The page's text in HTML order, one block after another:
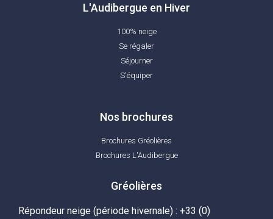
L'Audibergue en Hiver
100% neige
Se régaler
Séjourner
S'équiper
Nos brochures
Brochures Gréolières
Brochures L'Audibergue
Gréolières
Répondeur neige (période hivernale) : +33 (0)